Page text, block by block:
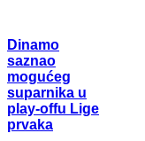
Dinamo
saznao
mogućeg
suparnika u
play-offu Lige
prvaka